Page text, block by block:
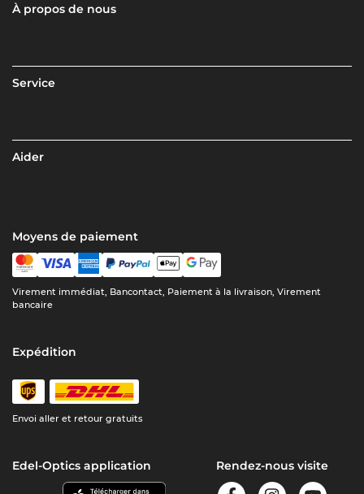
À propos de nous
Service
Aider
Moyens de paiement
Virement immédiat, Bancontact, Paiement à la livraison, Virement
bancaire
Expédition
Envoi aller et retour gratuits
Edel-Optics application Rendez-nous visite